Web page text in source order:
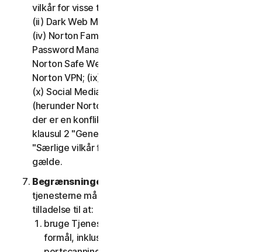
vilkår for visse tjenester" i LSA'en: (i) Cloudbackup;
(ii) Dark Web Monitoring; (iii) Nortons kreditportal;
(iv) Norton Family og Forældrestyring; (v) Norton
Password Manager; (vi) Norton Safe Search og
Norton Safe Web; (vii) Norton Small Business; (viii)
Norton VPN; (ix) Supporttjenester til gendannelse;
(x) Social Media Monitoring og (xi) Teknisk support
(herunder Norton Virus Protection Promise). Hvis
der er en konflikt eller uoverensstemmelse mellem
klausul 2 "Generelle tjenestevilkår", og klausul 4
"Særlige vilkår for visse tjenester", vil klausul 4
gælde.
Begrænsninger.
tjenesterne må du ikke, og du må ikke give andre
tilladelse til at:
bruge Tjenesterne til ulovlige eller bedrageriske
formål, inklusive men ikke begrænset til